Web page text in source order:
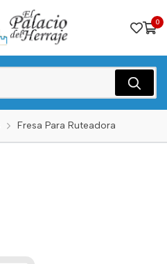
0
Fresa Para Ruteadora